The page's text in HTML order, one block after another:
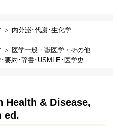
内分泌･代謝･生化学
医学一般・獣医学・その他
要約･辞書･USMLE･医学史
Health & Disease,
ed.